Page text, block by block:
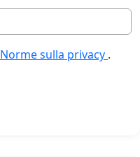
Norme sulla privacy .